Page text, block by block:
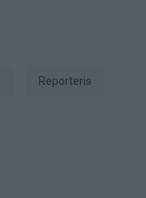
Reporteris